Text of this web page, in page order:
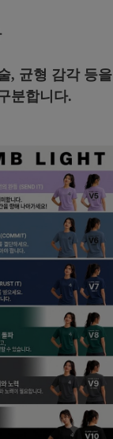
, 균형 감각 등을
분합니다.